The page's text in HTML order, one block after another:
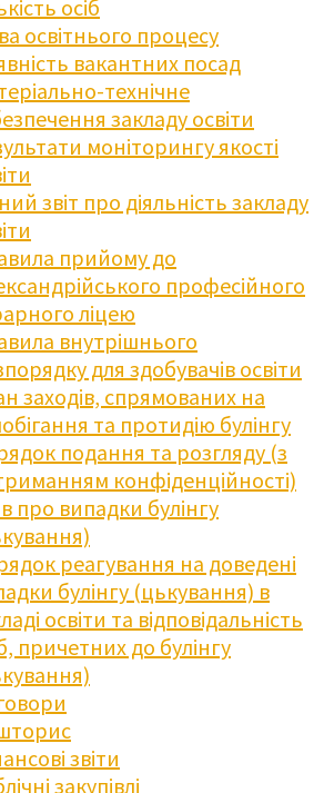
осіб
освітнього процесу
вакантних посад
технічне
закладу освіти
моніторингу якості
звіт про діяльність закладу
прийому до
професійного
ліцею
внутрішнього
для здобувачів освіти
заходів, спрямованих на
та протидію булінгу
подання та розгляду (з
конфіденційності)
про випадки булінгу
реагування на доведені
булінгу (цькування) в
освіти та відповідальність
причетних до булінгу
звіти
закупівлі